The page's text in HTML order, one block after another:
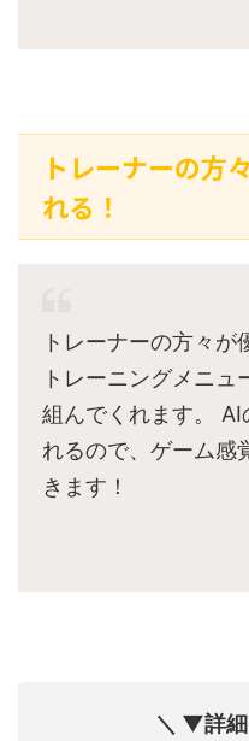
トレーナーの方
れる！
トレーナーの方々が
トレーニングメニュ
組んでくれます。 AI
れるので、ゲーム感
きます！
＼ ▼詳